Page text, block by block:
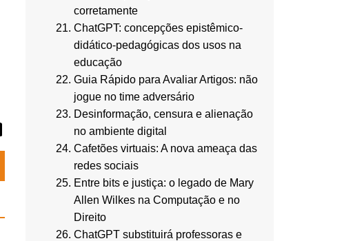
corretamente
ChatGPT: concepções epistêmico-
didático-pedagógicas dos usos na
educação
Guia Rápido para Avaliar Artigos: não
jogue no time adversário
Desinformação, censura e alienação
no ambiente digital
Cafetões virtuais: A nova ameaça das
redes sociais
Entre bits e justiça: o legado de Mary
Allen Wilkes na Computação e no
Direito
ChatGPT substituirá professoras e